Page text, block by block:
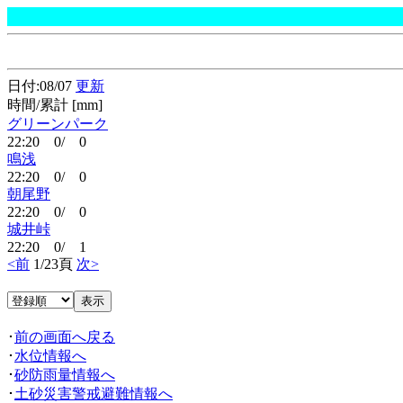
日付:08/07 更新
時間/累計 [mm]
グリーンパーク
22:20 0/ 0
鳴浅
22:20 0/ 0
朝尾野
22:20 0/ 0
城井峠
22:20 0/ 1
<前 1/23頁 次>
･前の画面へ戻る
･ 水位情報へ
･砂防雨量情報へ
･ 土砂災害警戒避難情報へ